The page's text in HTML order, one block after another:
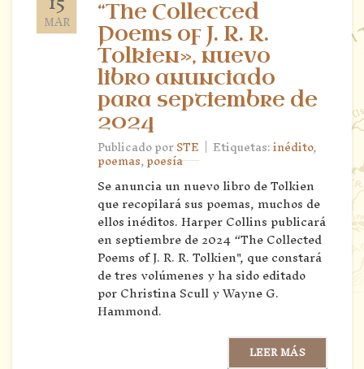
MAR
“The Collected
Poems of J. R. R.
Tolkien», nuevo
libro anunciado
para septiembre de
2024
Publicado porSTE | Etiquetas:inédito,
poemas,poesía
Se anuncia un nuevo libro de Tolkien
que recopilará sus poemas, muchos de
ellos inéditos. Harper Collins publicará
en septiembre de 2024 “The Collected
Poems of J. R. R. Tolkien", que constará
de tres volúmenes y ha sido editado
por Christina Scull y Wayne G.
Hammond.
LEER MÁS